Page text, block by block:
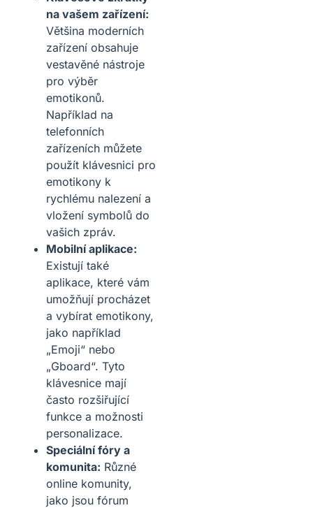
na vašem zařízení:
Většina moderních
zařízení obsahuje
vestavěné nástroje
pro výběr
emotikonů.
Například na
telefonních
zařízeních můžete
použít klávesnici pro
emotikony k
rychlému nalezení a
vložení symbolů do
vašich zpráv.
Mobilní aplikace:
Existují také
aplikace, které vám
umožňují procházet
a vybírat emotikony,
jako například
„Emoji“ nebo
„Gboard“. Tyto
klávesnice mají
často rozšiřující
funkce a možnosti
personalizace.
Speciální fóry a
komunita: Různé
online komunity,
jako jsou fórum